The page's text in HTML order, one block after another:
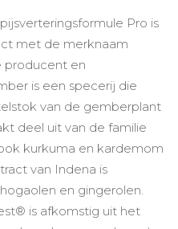
Pro is
met de merknaam
producent en
is een specerij die
van de gemberplant
deel uit van de familie
kurkuma en kardemom
van Indena is
en gingerolen.
is afkomstig uit het